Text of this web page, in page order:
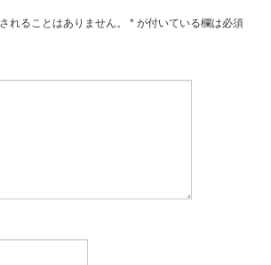
れることはありません。 * が付いている欄は必須